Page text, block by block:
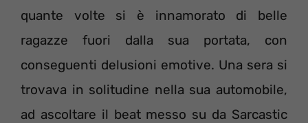
quante volte si è innamorato di belle
ragazze fuori dalla sua portata, con
conseguenti delusioni emotive. Una sera si
trovava in solitudine nella sua automobile,
ad ascoltare il beat messo su da Sarcastic